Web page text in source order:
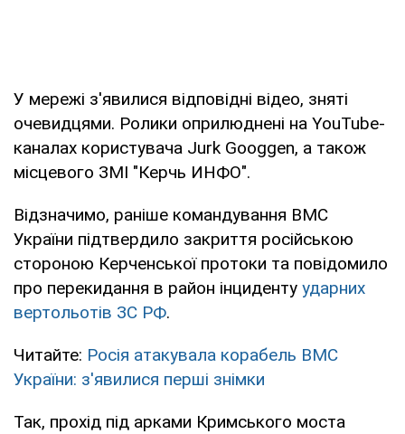
У мережі з'явилися відповідні відео, зняті
очевидцями. Ролики оприлюднені на YouTube-
каналах користувача Jurk Googgen, а також
місцевого ЗМІ "Керчь ИНФО".
Відзначимо, раніше командування ВМС
України підтвердило закриття російською
стороною Керченської протоки та повідомило
про перекидання в район інциденту ударних
вертольотів ЗС РФ.
Читайте: Росія атакувала корабель ВМС
України: з'явилися перші знімки
Так, прохід під арками Кримського моста